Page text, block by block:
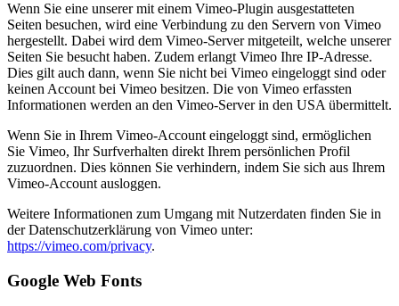
Wenn Sie eine unserer mit einem Vimeo-Plugin ausgestatteten
Seiten besuchen, wird eine Verbindung zu den Servern von Vimeo
hergestellt. Dabei wird dem Vimeo-Server mitgeteilt, welche unserer
Seiten Sie besucht haben. Zudem erlangt Vimeo Ihre IP-Adresse.
Dies gilt auch dann, wenn Sie nicht bei Vimeo eingeloggt sind oder
keinen Account bei Vimeo besitzen. Die von Vimeo erfassten
Informationen werden an den Vimeo-Server in den USA übermittelt.
Wenn Sie in Ihrem Vimeo-Account eingeloggt sind, ermöglichen
Sie Vimeo, Ihr Surfverhalten direkt Ihrem persönlichen Profil
zuzuordnen. Dies können Sie verhindern, indem Sie sich aus Ihrem
Vimeo-Account ausloggen.
Weitere Informationen zum Umgang mit Nutzerdaten finden Sie in
der Datenschutzerklärung von Vimeo unter:
https://vimeo.com/privacy.
Google Web Fonts